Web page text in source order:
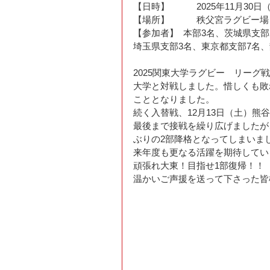
【日時】　　　2025年11月30日
【場所】　　　秩父宮ラグビー場
【参加者】  本部3名、茨城県支
埼玉県支部3名、東京都支部7名
2025関東大学ラグビー　リーグ
大学と対戦しました。惜しくも
こととなりました。
続く入替戦、12月13日（土）熊
最後まで接戦を繰り広げました
ぶりの2部降格となってしまいま
来年度も更なる活躍を期待して
頑張れ大東！目指せ1部復帰！！
温かいご声援を送って下さった